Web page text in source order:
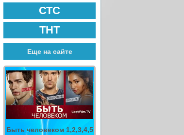
СТС
ТНТ
Еще на сайте
Быть человеком 1,2,3,4,5